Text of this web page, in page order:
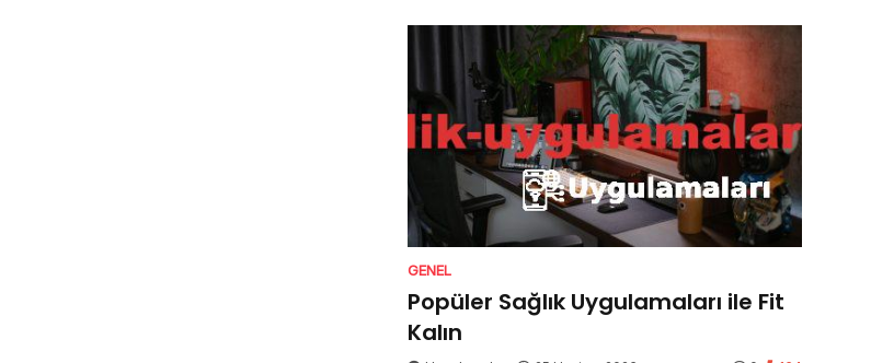
GENEL
Popüler Sağlık Uygulamaları ile Fit
Kalın